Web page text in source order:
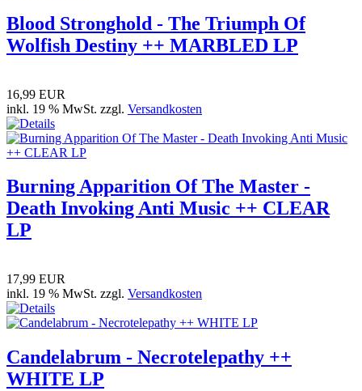
Blood Stronghold - The Triumph Of
Wolfish Destiny ++ MARBLED LP
16,99 EUR
inkl. 19 % MwSt. zzgl. Versandkosten
Burning Apparition Of The Master -
Death Invoking Anti Music ++ CLEAR
LP
17,99 EUR
inkl. 19 % MwSt. zzgl. Versandkosten
Candelabrum - Necrotelepathy ++
WHITE LP